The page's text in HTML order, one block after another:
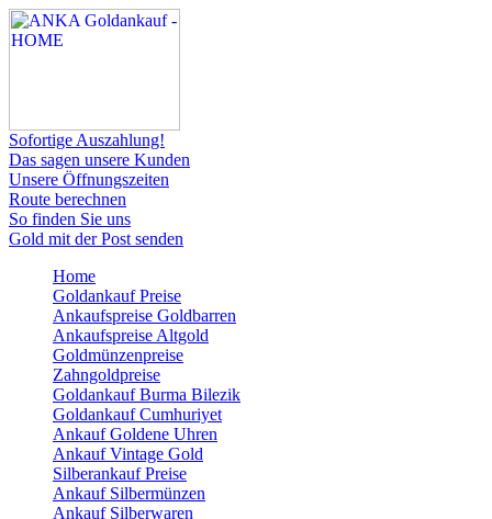
Sofortige Auszahlung!
Das sagen unsere Kunden
Unsere Öffnungszeiten
Route berechnen
So finden Sie uns
Gold mit der Post senden
Home
Goldankauf Preise
Ankaufspreise Goldbarren
Ankaufspreise Altgold
Goldmünzenpreise
Zahngoldpreise
Goldankauf Burma Bilezik
Goldankauf Cumhuriyet
Ankauf Goldene Uhren
Ankauf Vintage Gold
Silberankauf Preise
Ankauf Silbermünzen
Ankauf Silberwaren